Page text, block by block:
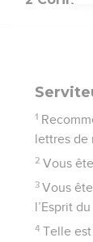
1
lettres de
2 Vous
3 Vous
l’Esprit
4 Telle est